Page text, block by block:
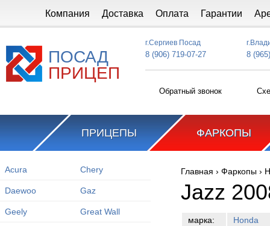
Компания Доставка Оплата Гарантии
ПОСАД
ПРИЦЕП
г.Сергиев Посад
8 (906) 719-07-27 8
Обратный звонок
ПРИЦЕПЫ ФАРКОПЫ
Acura Chery
Daewoo Gaz
Geely Great Wall
Вы здесь
Главная › Фаркопы ›
Jazz
марка:
Honda